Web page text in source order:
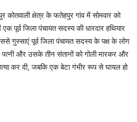
कोतवाली क्षेत्र के फतेहपुर गांव में सोमवार को
पूर्व जिला पंचायत सदस्य की धारदार हथियार
गुस्साएं पूर्व जिला पंचायत सदस्य के पक्ष के लोग
और उसके तीन संतानों को गोली मारकर और
कर दी, जबकि एक बेटा गंभीर रूप से घायल हो